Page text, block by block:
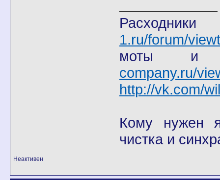
1.ru/forum/
company.ru/
http://vk.com/
Кому нужен
чистка и
Неактивен